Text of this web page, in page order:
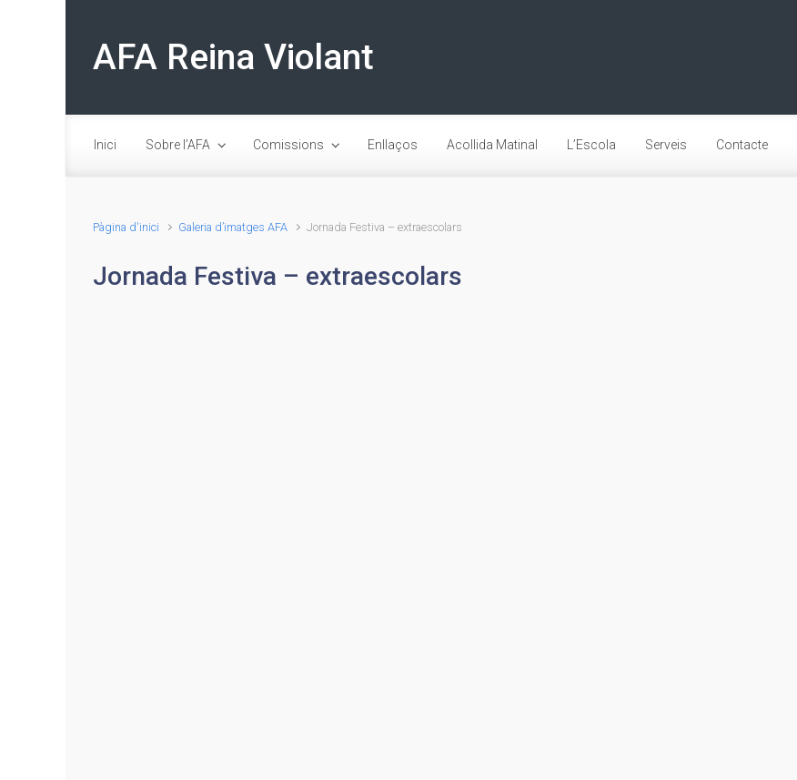
AFA Reina Violant
Inici Sobre l’AFA Comissions Enllaços Acollida Matinal L’Escola Serveis Contacte
Pàgina d'inici Galeria d’imatges AFA Jornada Festiva – extraescolars
Jornada Festiva – extraescolars